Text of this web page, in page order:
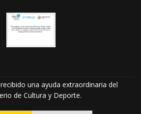
una ayuda extraordinaria del
de Cultura y Deporte.